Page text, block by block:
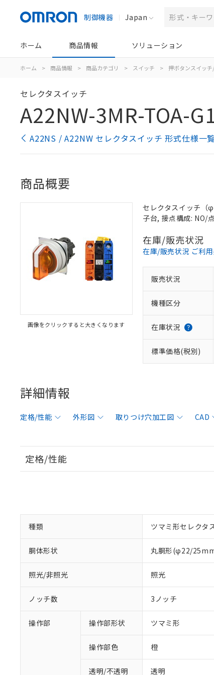
制御機器 Japan
ホーム 商品情報 ソリューション
ホーム > 商品情報 > 商品カテゴリ > スイッチ > 押ボタンスイッ
セレクタスイッチ
A22NW-3MR-TOA-
A22NS / A22NW セレクタスイッチ 形式仕様一
商品概要
画像をクリックすると大きくなります
セレクタスイッチ（
子台, 接点構成: NO/
在庫/販売状況
在庫/販売状況 ご利
販売状況
機種区分
在庫状況
標準価格(税別)
詳細情報
定格/性能 外形図 取りつけ穴加工図 CAD
定格/性能
種類 ツマミ形セレクタ
胴体形状 丸胴形(φ22/
照光/非照光 照光
ノッチ数 3ノッチ
操作部 操作部形状 ツマミ形
操作部色 橙
透明/不透明 透明